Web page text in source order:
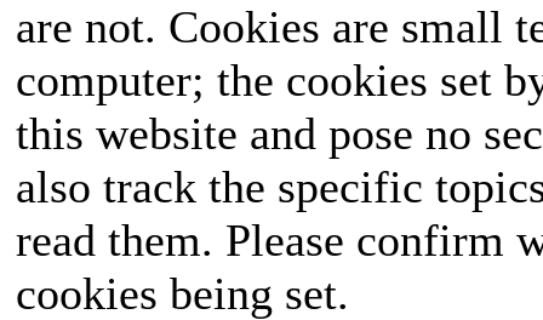
ausgetragen, das
die Wähler mit seinen
seine Seite ziehen
hervorgehen?
unvergessliches
are not. Cookies are small
computer; the cookies set
this website and pose no
also track the specific
read them. Please confirm
cookies being set.